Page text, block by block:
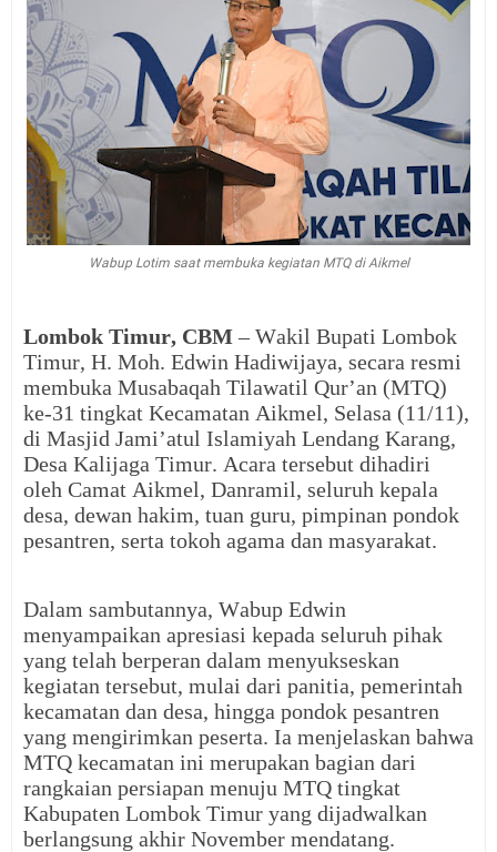
Wabup Lotim saat membuka kegiatan MTQ di Aikmel
Lombok Timur, CBM– Wakil Bupati Lombok
Timur, H. Moh. Edwin Hadiwijaya, secara resmi
membuka Musabaqah Tilawatil Qur’an (MTQ)
ke-31 tingkat Kecamatan Aikmel, Selasa (11/11),
di Masjid Jami’atul Islamiyah Lendang Karang,
Desa Kalijaga Timur. Acara tersebut dihadiri
oleh Camat Aikmel, Danramil, seluruh kepala
desa, dewan hakim, tuan guru, pimpinan pondok
pesantren, serta tokoh agama dan masyarakat.
Dalam sambutannya, Wabup Edwin
menyampaikan apresiasi kepada seluruh pihak
yang telah berperan dalam menyukseskan
kegiatan tersebut, mulai dari panitia, pemerintah
kecamatan dan desa, hingga pondok pesantren
yang mengirimkan peserta. Ia menjelaskan bahwa
MTQ kecamatan ini merupakan bagian dari
rangkaian persiapan menuju MTQ tingkat
Kabupaten Lombok Timur yang dijadwalkan
berlangsung akhir November mendatang.